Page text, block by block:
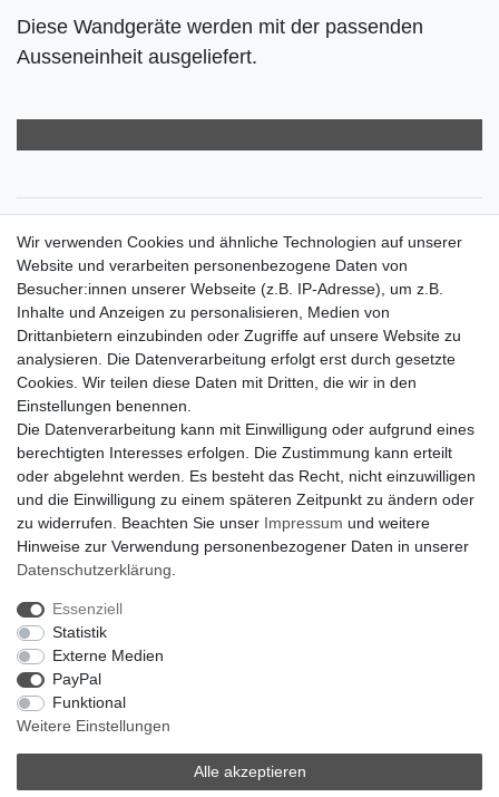
Diese Wandgeräte werden mit der passenden
Ausseneinheit ausgeliefert.
Versandkosten
Der Weg zur eigenen Klimaanlage
Inbetriebnahme & Serviceleistungen
Für Interessierte aus der Schweiz
Klimaanlage = Wärmepumpe
Hilfe
Bankverbindung:
encliso GmbH
Kreissparkasse Verl
Kto-Nr. 25007352 - BLZ 47853520
BIC/SWIFT: WELADED1WDB
IBAN: DE07 4785 3520 0025 0073 52
Impressum
Barrierefreiheitserklärung
Vertrag widerrufen
Wir verwenden Cookies und ähnliche Technologien auf unserer
Website und verarbeiten personenbezogene Daten von
Besucher:innen unserer Webseite (z.B. IP-Adresse), um z.B.
Inhalte und Anzeigen zu personalisieren, Medien von
Drittanbietern einzubinden oder Zugriffe auf unsere Website zu
analysieren. Die Datenverarbeitung erfolgt erst durch gesetzte
Cookies. Wir teilen diese Daten mit Dritten, die wir in den
Einstellungen benennen.
Die Datenverarbeitung kann mit Einwilligung oder aufgrund eines
berechtigten Interesses erfolgen. Die Zustimmung kann erteilt
oder abgelehnt werden. Es besteht das Recht, nicht einzuwilligen
und die Einwilligung zu einem späteren Zeitpunkt zu ändern oder
zu widerrufen. Beachten Sie unser Impressum und weitere
Hinweise zur Verwendung personenbezogener Daten in unserer
Daten­schutz­erklärung
Essenziell
Statistik
Externe Medien
PayPal
Funktional
Weitere Einstellungen
Alle akzeptieren